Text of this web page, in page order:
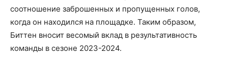
соотношение заброшенных и пропущенных голов,
когда он находился на площадке. Таким образом,
Биттен вносит весомый вклад в результативность
команды в сезоне 2023-2024.